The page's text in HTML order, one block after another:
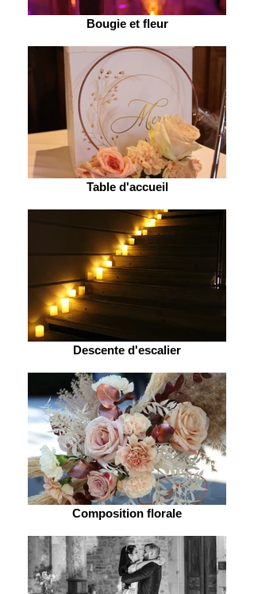
Bougie et fleur
Table d'accueil
Descente d'escalier
Composition florale